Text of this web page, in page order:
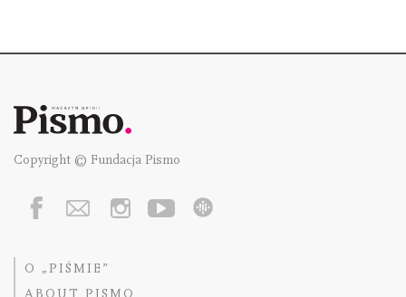
Copyright © Fundacja Pismo
O „PIŚMIE”
ABOUT PISMO